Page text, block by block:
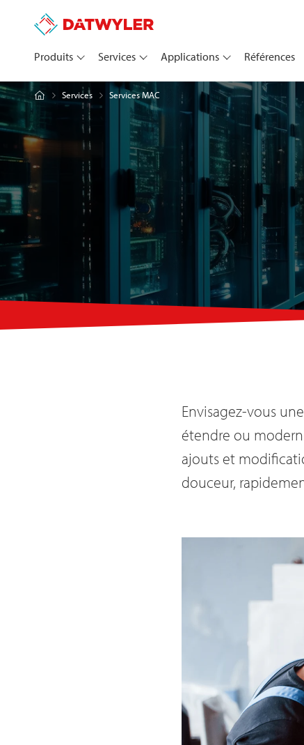
Produits Services Applications Références
Services Services MAC
Envisagez-vous
étendre ou
ajouts et
douceur,